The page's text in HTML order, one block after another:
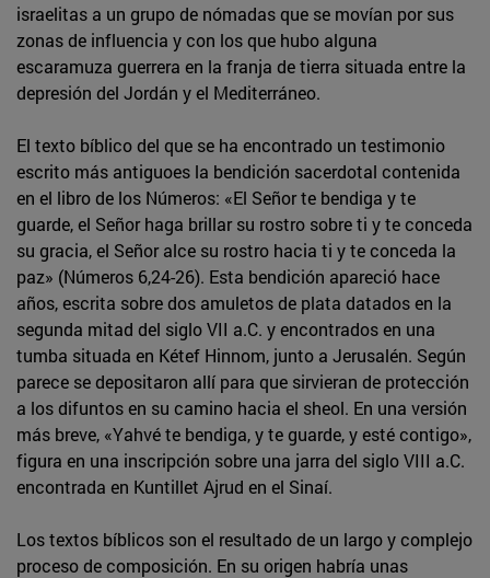
israelitas a un grupo de nómadas que se movían por sus
zonas de influencia y con los que hubo alguna
escaramuza guerrera en la franja de tierra situada entre la
depresión del Jordán y el Mediterráneo.
El texto bíblico del que se ha encontrado un testimonio
escrito más antiguoes la bendición sacerdotal contenida
en el libro de los Números: «El Señor te bendiga y te
guarde, el Señor haga brillar su rostro sobre ti y te conceda
su gracia, el Señor alce su rostro hacia ti y te conceda la
paz» (Números 6,24-26). Esta bendición apareció hace
años, escrita sobre dos amuletos de plata datados en la
segunda mitad del siglo VII a.C. y encontrados en una
tumba situada en Kétef Hinnom, junto a Jerusalén. Según
parece se depositaron allí para que sirvieran de protección
a los difuntos en su camino hacia el sheol. En una versión
más breve, «Yahvé te bendiga, y te guarde, y esté contigo»,
figura en una inscripción sobre una jarra del siglo VIII a.C.
encontrada en Kuntillet Ajrud en el Sinaí.
Los textos bíblicos son el resultado de un largo y complejo
proceso de composición. En su origen habría unas